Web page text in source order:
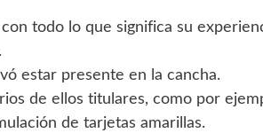
todo lo que significa su
estar presente en la cancha.
de ellos titulares, como por
de tarjetas amarillas.